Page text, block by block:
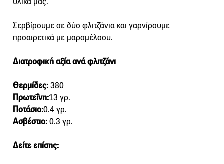
Σερβίρουμε σε δύο φλιτζάνια και γαρνίρουμε
προαιρετικά με μαρσμέλoου.
Διατροφική αξία ανά φλιτζάνι
Θερμίδες:380
Πρωτεΐνη:13 γρ.
Ποτάσιο:0.4 γρ.
Ασβέστιο:0.3 γρ.
Δείτε επίσης: